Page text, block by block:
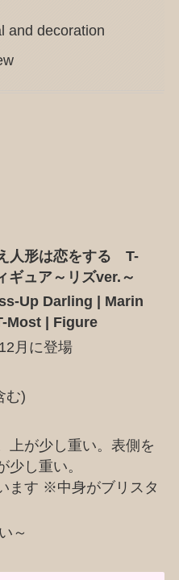
and decoration
人形は恋をする T-
ギュア～リズver.～
Up Darling | Marin
Most | Figure
月に登場
む)
上が少し重い。表側を
少し重い。
ます ※中身がブリスタ
～